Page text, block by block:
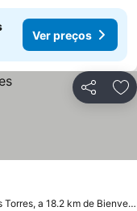
Ver preços
Partilhar
Torres, a 18.2 km de